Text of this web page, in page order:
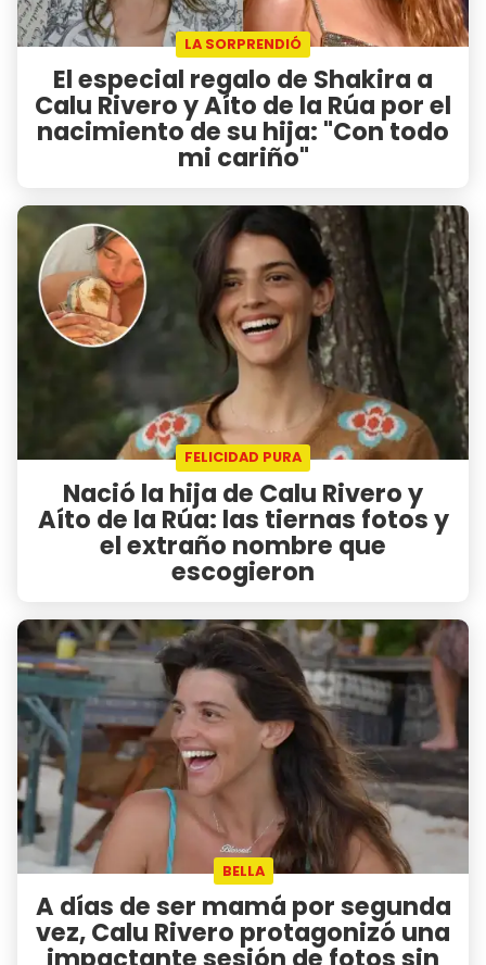
LA SORPRENDIÓ
El especial regalo de Shakira a
Calu Rivero y Aíto de la Rúa por el
nacimiento de su hija: "Con todo
mi cariño"
FELICIDAD PURA
Nació la hija de Calu Rivero y
Aíto de la Rúa: las tiernas fotos y
el extraño nombre que
escogieron
BELLA
A días de ser mamá por segunda
vez, Calu Rivero protagonizó una